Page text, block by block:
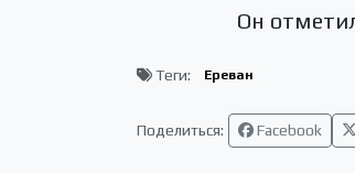
Он
Теги: Ереван
Поделиться: Facebook